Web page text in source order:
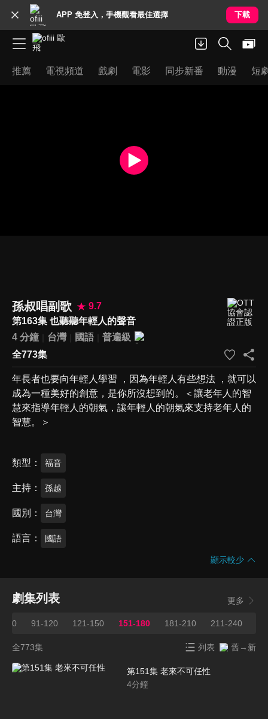
APP 免登入，手機觀看最佳選擇 下載
推薦 電視頻道 戲劇 電影 同步新番 動漫 短
孫叔唱副歌
9.7
第163集 也聽聽年輕人的聲音
4 分鐘
台灣 國語
普遍級
全773集
年長者也要向年輕人學習 ，因為年輕人有些想法 ，就可以
成為一種美好的創意，是你所沒想到的。＜讓老年人的智
慧來指導年輕人的朝氣，讓年輕人的朝氣來支持老年人的
智慧。＞
類型 福音
主持 孫越
國別 台灣
語言 國語
顯示較少
劇集列表 更多
90 91-120 121-150 151-180 181-210 211-240
全773集 列表 舊→新
第151集 老來不可任性
4分鐘